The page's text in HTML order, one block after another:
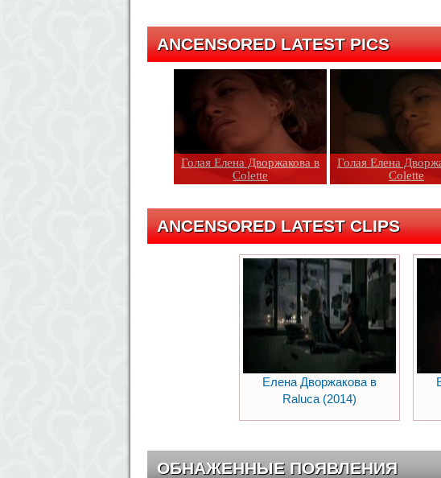
ANCENSORED LATEST PICS
Голая Елена Дворжакова в
Colette
Голая Елена
Colette
ANCENSORED LATEST CLIPS
Елена Дворжакова в
Raluca (2014)
ОБНАЖЕННЫЕ ПОЯВЛЕНИЯ